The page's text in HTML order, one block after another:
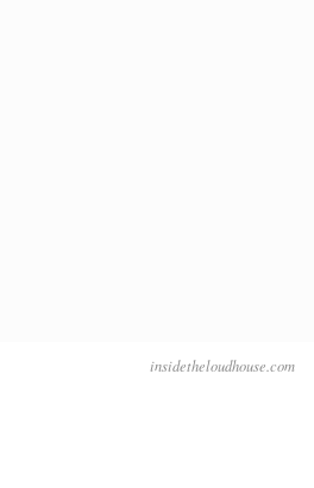
insidetheloudhouse.com